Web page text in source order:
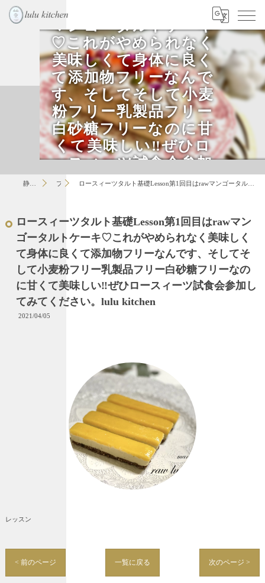
礎Lesson第1回目はraw
マンゴータルトケーキ
♡これがやめられなく
美味しくて身体に良く
て添加物フリーなんで
す、そしてそして小麦
粉フリー乳製品フリー
白砂糖フリーなのに甘
くて美味しい‼︎ぜひロ
ースィーツ試食会参加
してみてください。lul
静岡のお菓子教室はlulu ブログ ロースィーツタルト基礎Lesson第1回目はrawマンゴータルトケーキ♡これがやめられなく美味しくて身体に良くて添加物フリーなんです、そしてそして小麦粉フリー乳製品フリー白砂糖フリーなのに甘くて美味しい‼︎ぜひロースィーツ試食会参加してみてください。lulu kitchen
ロースィーツタルト基礎Lesson第1回目はrawマン
ゴータルトケーキ♡これがやめられなく美味しく
て身体に良くて添加物フリーなんです、そしてそ
して小麦粉フリー乳製品フリー白砂糖フリーなの
に甘くて美味しい‼︎ぜひロースィーツ試食会参加し
てみてください。lulu kitchen
2021/04/05
レッスン
< 前のページ 一覧に戻る 次のページ >